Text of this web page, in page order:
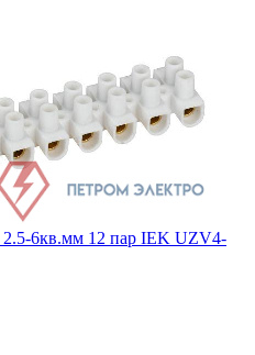
6кв.мм 12 пар IEK UZV4-